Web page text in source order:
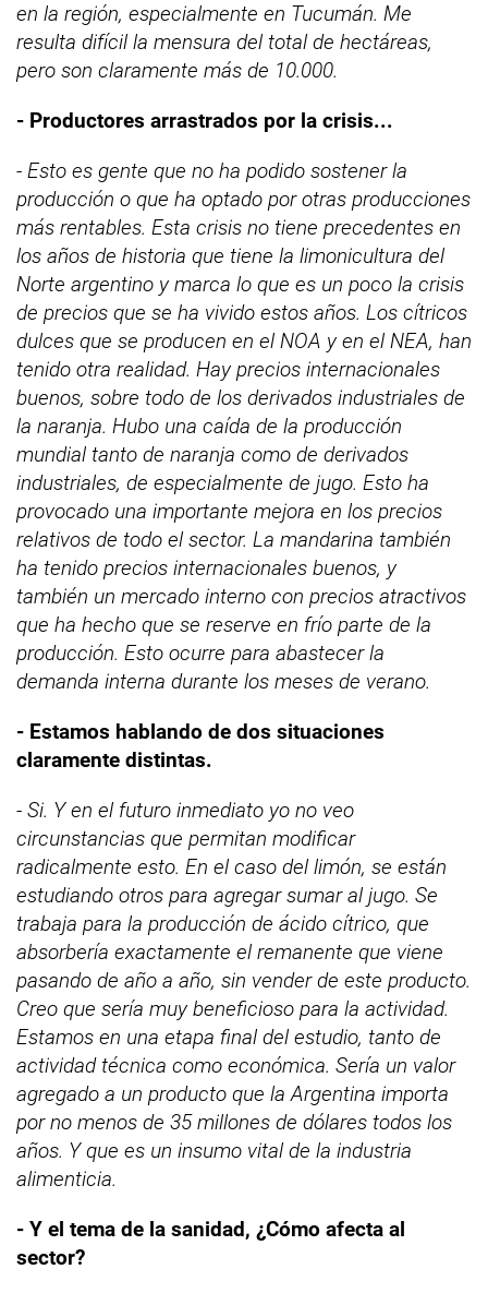
en la región, especialmente en Tucumán. Me
resulta difícil la mensura del total de hectáreas,
pero son claramente más de 10.000.
- Productores arrastrados por la crisis...
- Esto es gente que no ha podido sostener la
producción o que ha optado por otras producciones
más rentables. Esta crisis no tiene precedentes en
los años de historia que tiene la limonicultura del
Norte argentino y marca lo que es un poco la crisis
de precios que se ha vivido estos años. Los cítricos
dulces que se producen en el NOA y en el NEA, han
tenido otra realidad. Hay precios internacionales
buenos, sobre todo de los derivados industriales de
la naranja. Hubo una caída de la producción
mundial tanto de naranja como de derivados
industriales, de especialmente de jugo. Esto ha
provocado una importante mejora en los precios
relativos de todo el sector. La mandarina también
ha tenido precios internacionales buenos, y
también un mercado interno con precios atractivos
que ha hecho que se reserve en frío parte de la
producción. Esto ocurre para abastecer la
demanda interna durante los meses de verano.
- Estamos hablando de dos situaciones
claramente distintas.
- Si. Y en el futuro inmediato yo no veo
circunstancias que permitan modificar
radicalmente esto. En el caso del limón, se están
estudiando otros para agregar sumar al jugo. Se
trabaja para la producción de ácido cítrico, que
absorbería exactamente el remanente que viene
pasando de año a año, sin vender de este producto.
Creo que sería muy beneficioso para la actividad.
Estamos en una etapa final del estudio, tanto de
actividad técnica como económica. Sería un valor
agregado a un producto que la Argentina importa
por no menos de 35 millones de dólares todos los
años. Y que es un insumo vital de la industria
alimenticia.
- Y el tema de la sanidad, ¿Cómo afecta al
sector?